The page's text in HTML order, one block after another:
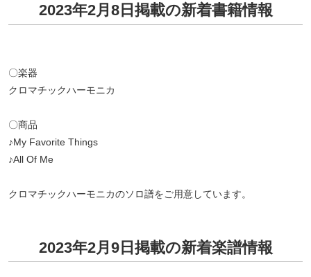
2023年2月8日掲載の新着書籍情報
〇楽器
クロマチックハーモニカ
〇商品
♪My Favorite Things
♪All Of Me
クロマチックハーモニカのソロ譜をご用意しています。
2023年2月9日掲載の新着楽譜情報